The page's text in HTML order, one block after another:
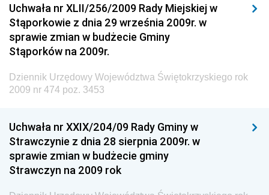
Dziennik Urzędowy Generalnej Dyrekcji Dróg
Krajowych i Autostrad
Dziennik Urzędowy Ministra Środowiska
Dziennik Urzędowy Ministra Edukacji
Dziennik Urzędowy Ministra Przemysłu
Dziennik Urzędowy Ministra Finansów i Gospodarki
Dziennik Urzędowy Ministra do Spraw Unii
Uchwała nr XLII/256/2009 Rady Miejskiej w
Stąporkowie z dnia 29 września 2009r. w
sprawie zmian w budżecie Gminy
Stąporków na 2009r.
Dziennik Urzędowy Województwa Świętokrzyskiego rok
2009 nr 474 poz. 3453
Uchwała nr XXIX/204/09 Rady Gminy w
Strawczynie z dnia 28 sierpnia 2009r. w
sprawie zmian w budżecie gminy
Strawczyn na 2009 rok